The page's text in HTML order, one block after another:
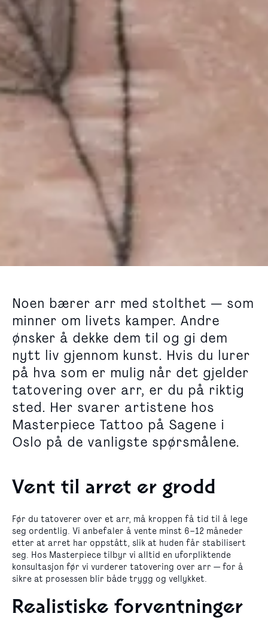
Noen bærer arr med stolthet — som
minner om livets kamper. Andre
ønsker å dekke dem til og gi dem
nytt liv gjennom kunst. Hvis du lurer
på hva som er mulig når det gjelder
tatovering over arr, er du på riktig
sted. Her svarer artistene hos
Masterpiece Tattoo på Sagene i
Oslo på de vanligste spørsmålene.
Vent til arret er grodd
Før du tatoverer over et arr, må kroppen få tid til å lege
seg ordentlig. Vi anbefaler å vente minst 6–12 måneder
etter at arret har oppstått, slik at huden får stabilisert
seg. Hos Masterpiece tilbyr vi alltid en uforpliktende
konsultasjon før vi vurderer tatovering over arr — for å
sikre at prosessen blir både trygg og vellykket.
Realistiske forventninger